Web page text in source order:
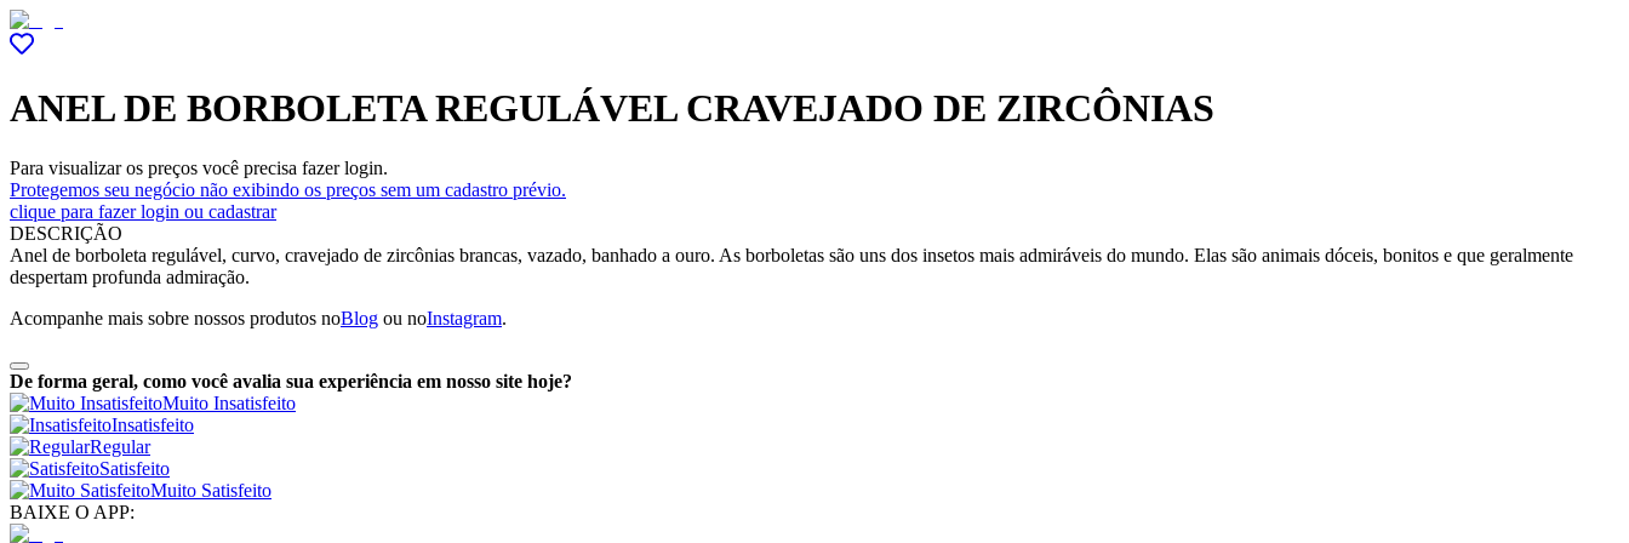
ANEL DE BORBOLETA REGULÁVEL CRAVEJADO DE ZIRCÔNIAS
Para visualizar os preços você precisa fazer login.
Protegemos seu negócio não exibindo os preços sem um cadastro prévio.
clique para fazer login ou cadastrar
DESCRIÇÃO
Anel de borboleta regulável, curvo, cravejado de zircônias brancas, vazado, banhado a ouro. As borboletas são uns dos insetos mais admiráveis do mundo. Elas são animais dóceis, bonitos e que geralmente
despertam profunda admiração.
Acompanhe mais sobre nossos produtos noBlog ou noInstagram.
De forma geral, como você avalia sua experiência em nosso site hoje?
Muito Insatisfeito
Insatisfeito
Regular
Satisfeito
Muito Satisfeito
BAIXE O APP: